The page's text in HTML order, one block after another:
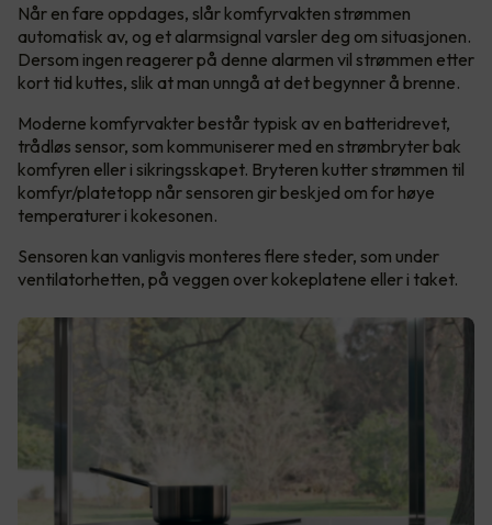
Når en fare oppdages, slår komfyrvakten strømmen
automatisk av, og et alarmsignal varsler deg om situasjonen.
Dersom ingen reagerer på denne alarmen vil strømmen etter
kort tid kuttes, slik at man unngå at det begynner å brenne.
Moderne komfyrvakter består typisk av en batteridrevet,
trådløs sensor, som kommuniserer med en strømbryter bak
komfyren eller i sikringsskapet. Bryteren kutter strømmen til
komfyr/platetopp når sensoren gir beskjed om for høye
temperaturer i kokesonen.
Sensoren kan vanligvis monteres flere steder, som under
ventilatorhetten, på veggen over kokeplatene eller i taket.